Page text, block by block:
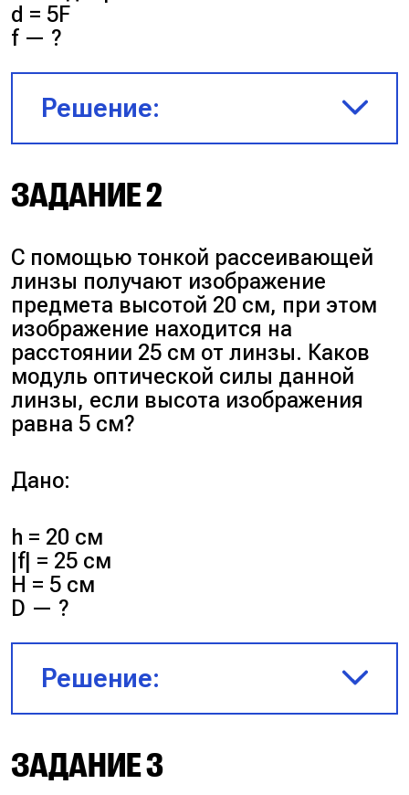
d = 5F
f — ?
Решение:
Запишем формулу тонкой
собирающей линзы:
$\frac{1}{F} = \frac{1}{d} + \frac{1}
{f}$
$\frac{1}{F} = \frac{1}{5F} +
\frac{1}{f} \Rightarrow \frac{1}{f}
= \frac{1}{F} − \frac{1}{5F} =
\frac{4}{5F} \Rightarrow f =
линзы, $D = \frac{1}{F}
\Rightarrow F = \frac{1}{D} =
\frac{1}{2} = 0,5 \text{ м}$
\cdot 0,5 = 0,625 \text{ м.}$
Ответ:62,5 см.
ЗАДАНИЕ 2
С помощью тонкой рассеивающей
линзы получают изображение
предмета высотой 20 см, при этом
изображение находится на
расстоянии 25 см от линзы. Каков
модуль оптической силы данной
линзы, если высота изображения
равна 5 см?
Дано:
h = 20 см
|f| = 25 см
H = 5 см
D — ?
Решение:
$F < 0, f < 0$, так как линза
рассеивающая
ЗАДАНИЕ 3